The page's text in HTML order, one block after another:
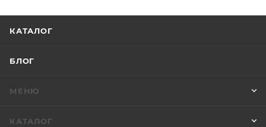
КАТАЛОГ
БЛОГ
МЕНЮ
КАТАЛОГ